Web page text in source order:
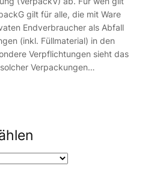
gilt für alle, die mit Ware
Endverbraucher als Abfall
(inkl. Füllmaterial) in den
Verpflichtungen sieht das
Verpackungen…